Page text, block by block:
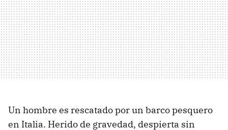
Un hombre es rescatado por un barco pesquero
en Italia. Herido de gravedad, despierta sin